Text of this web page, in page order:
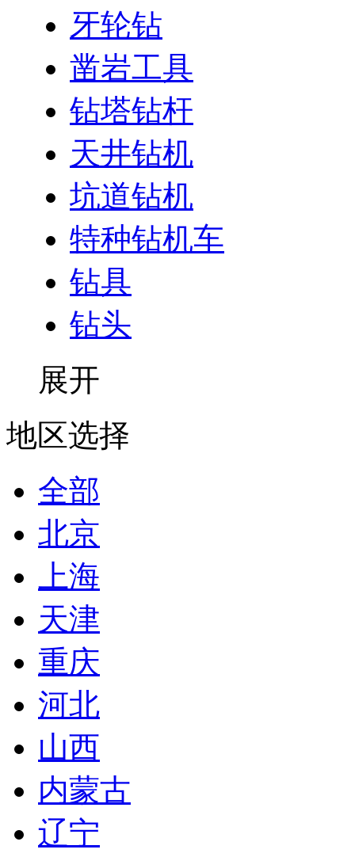
牙轮钻
凿岩工具
钻塔钻杆
天井钻机
坑道钻机
特种钻机车
钻具
钻头
展开
地区选择
全部
北京
上海
天津
重庆
河北
山西
内蒙古
辽宁